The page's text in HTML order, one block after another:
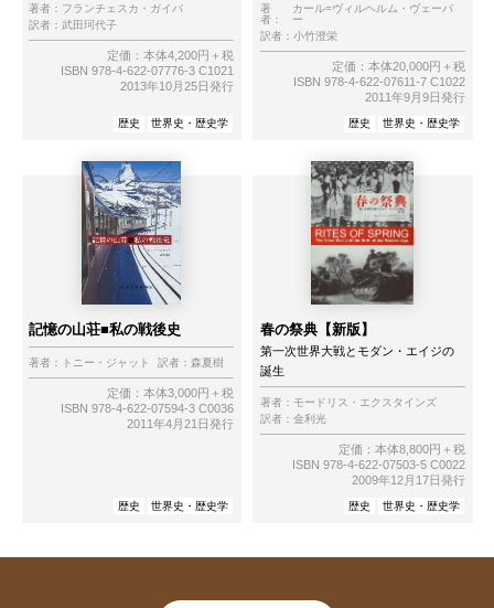
著者： フランチェスカ・ガイバ
訳者： 武田珂代子
定価：本体4,200円＋税
ISBN 978-4-622-07776-3 C1021
2013年10月25日発行
歴史 世界史・歴史学
著
者：
カール=ヴィルヘルム・ヴェーバ
ー
訳者： 小竹澄栄
定価：本体20,000円＋税
ISBN 978-4-622-07611-7 C1022
2011年9月9日発行
歴史 世界史・歴史学
記憶の山荘■私の戦後史
著者： トニー・ジャット 訳者： 森夏樹
定価：本体3,000円＋税
ISBN 978-4-622-07594-3 C0036
2011年4月21日発行
歴史 世界史・歴史学
春の祭典【新版】
第一次世界大戦とモダン・エイジの
誕生
著者： モードリス・エクスタインズ
訳者： 金利光
定価：本体8,800円＋税
ISBN 978-4-622-07503-5 C0022
2009年12月17日発行
歴史 世界史・歴史学